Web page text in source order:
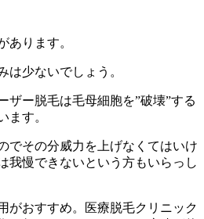
あります。
は少ないでしょう。
ザー脱毛は毛母細胞を”破壊”する
ます。
でその分威力を上げなくてはいけ
我慢できないという方もいらっし
がおすすめ。
医療脱毛クリニック